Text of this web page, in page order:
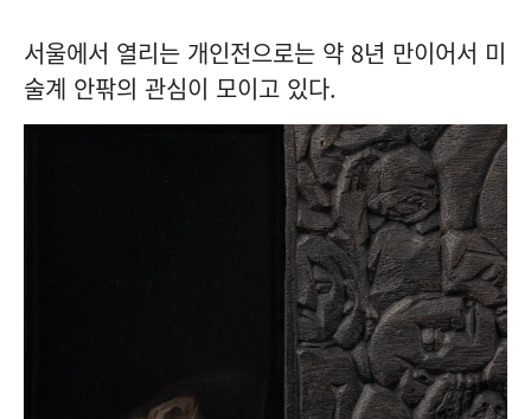
서울에서 열리는 개인전으로는 약 8년 만이어서 미
술계 안팎의 관심이 모이고 있다.